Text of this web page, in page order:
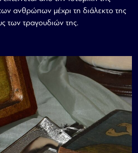
ανθρώπων μέχρι τη διάλεκτο της
των τραγουδιών της.